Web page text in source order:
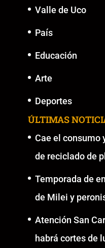
Valle de Uco
País
Educación
Arte
Deportes
ÚLTIMAS
Cae el consumo
de reciclado de
Temporada de
de Milei y
Atención San
habrá cortes de